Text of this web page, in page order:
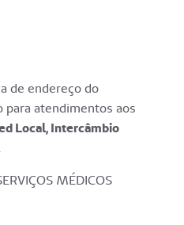
de endereço do
para atendimentos aos
Local, Intercâmbio
MÉDICOS